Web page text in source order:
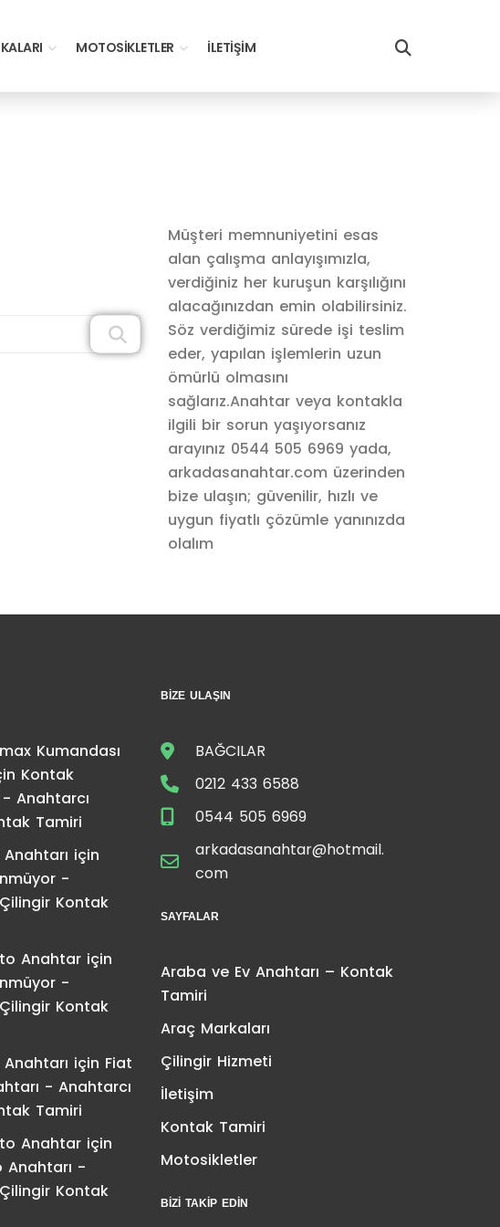
MOTOSIKLETLER İLETIŞIM
Müşteri memnuniyetini esas
alan çalışma anlayışımızla,
verdiğiniz her kuruşun karşılığını
alacağınızdan emin olabilirsiniz.
Söz verdiğimiz sürede işi teslim
eder, yapılan işlemlerin uzun
ömürlü olmasını
sağlarız.Anahtar veya kontakla
ilgili bir sorun yaşıyorsanız
arayınız 0544 505 6969 yada,
arkadasanahtar.com üzerinden
bize ulaşın; güvenilir, hızlı ve
uygun fiyatlı çözümle yanınızda
olalım
Kumandası
Kontak
Anahtarcı
Tamiri
için
-
Kontak
Anahtar için
-
Kontak
için Fiat
- Anahtarcı
Tamiri
Anahtar için
Anahtarı -
Kontak
BIZE ULAŞIN
BAĞCILAR
0212 433 6588
0544 505 6969
arkadasanahtar@hotmail.
com
SAYFALAR
Araba ve Ev Anahtarı – Kontak
Tamiri
Araç Markaları
Çilingir Hizmeti
İletişim
Kontak Tamiri
Motosikletler
BIZI TAKIP EDIN